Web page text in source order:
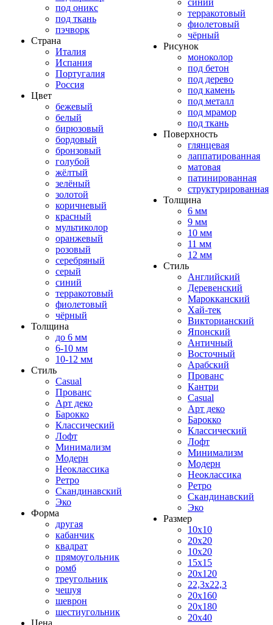
под оникс
под ткань
пэчворк
Страна
Италия
Испания
Португалия
Россия
Цвет
бежевый
белый
бирюзовый
бордовый
бронзовый
голубой
жёлтый
зелёный
золотой
коричневый
красный
мультиколор
оранжевый
розовый
серебряный
серый
синий
терракотовый
фиолетовый
чёрный
Толщина
до 6 мм
6-10 мм
10-12 мм
Стиль
Casual
Прованс
Арт деко
Барокко
Классический
Лофт
Минимализм
Модерн
Неоклассика
Ретро
Скандинавский
Эко
Форма
другая
кабанчик
квадрат
прямоугольник
ромб
треугольник
чешуя
шеврон
шестиугольник
Цена
синий
терракотовый
фиолетовый
чёрный
Рисунок
моноколор
под бетон
под дерево
под камень
под металл
под мрамор
под ткань
Поверхность
глянцевая
лаппатированная
матовая
патинированная
структурированная
Толщина
6 мм
9 мм
10 мм
11 мм
12 мм
Стиль
Английский
Деревенский
Марокканский
Хай-тек
Викторианский
Японский
Античный
Восточный
Арабский
Прованс
Кантри
Casual
Арт деко
Барокко
Классический
Лофт
Минимализм
Модерн
Неоклассика
Ретро
Скандинавский
Эко
Размер
10x10
20x20
10x20
15x15
20x120
22,3x22,3
20x160
20x180
20x40